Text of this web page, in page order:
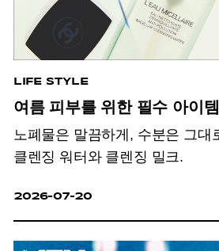
LIFE STYLE
여름 피부를 위한 필수 아이템
노폐물은 말끔하게, 수분은 그대
클렌징 워터와 클렌징 밀크.
2026-07-20